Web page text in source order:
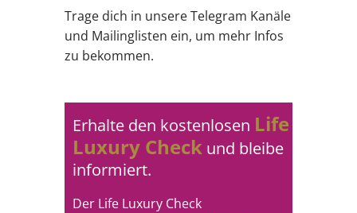
Trage dich in unsere Telegram Kanäle
und Mailinglisten ein, um mehr Infos
zu bekommen.
Erhalte den kostenlosen Life
Luxury Checkund bleibe
informiert.
Der Life Luxury Check